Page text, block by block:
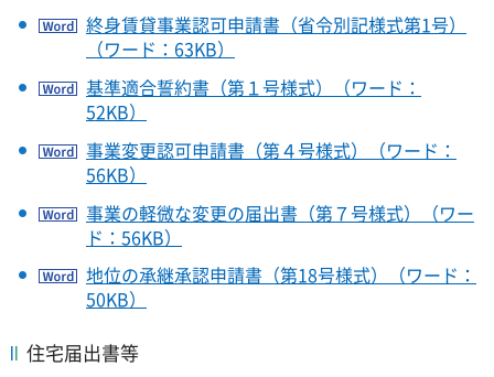
終身賃貸事業認可申請書（省令別記様式第1号）
（ワード：63KB）
基準適合誓約書（第１号様式）（ワード：
52KB）
事業変更認可申請書（第４号様式）（ワード：
56KB）
事業の軽微な変更の届出書（第７号様式）（ワー
ド：56KB）
地位の承継承認申請書（第18号様式）（ワード：
50KB）
住宅届出書等